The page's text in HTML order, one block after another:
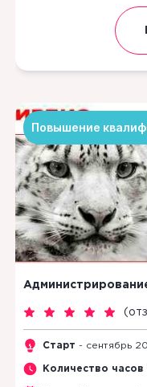
Повышение
(
Старт - сентябрь
Количество часов